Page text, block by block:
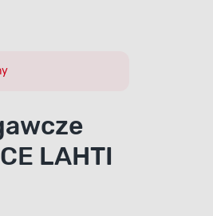
LAHTI